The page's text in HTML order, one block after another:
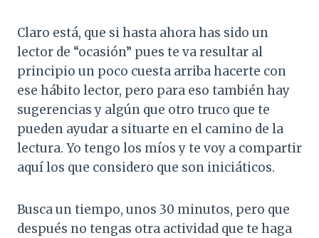
Claro está, que si hasta ahora has sido un
lector de “ocasión” pues te va resultar al
principio un poco cuesta arriba hacerte con
ese hábito lector, pero para eso también hay
sugerencias y algún que otro truco que te
pueden ayudar a situarte en el camino de la
lectura. Yo tengo los míos y te voy a compartir
aquí los que considero que son iniciáticos.
Busca un tiempo, unos 30 minutos, pero que
después no tengas otra actividad que te haga